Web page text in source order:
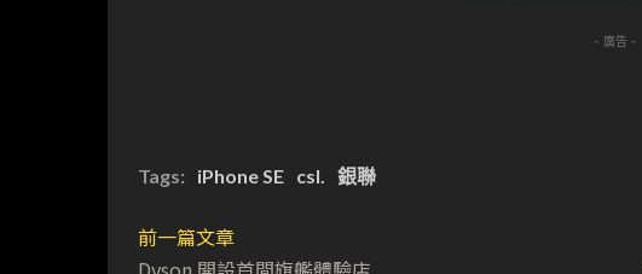
- 廣告 -
Tags: iPhone SE csl. 銀聯
前一篇文章